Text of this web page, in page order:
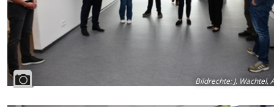
Bildrechte:J. Wachtel,